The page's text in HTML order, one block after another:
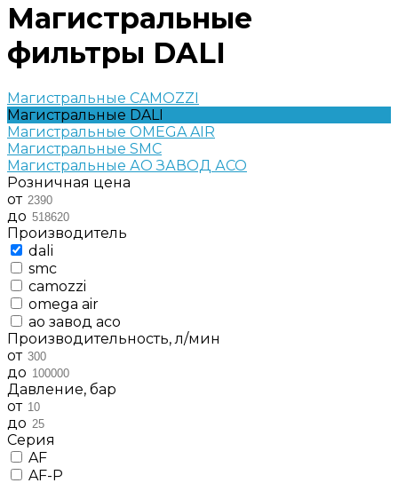
Магистральные
фильтры DALI
Магистральные CAMOZZI
Магистральные DALI
Магистральные OMEGA AIR
Магистральные SMC
Магистральные АО ЗАВОД АСО
Розничная цена
от
до
Производитель
dali
smc
camozzi
omega air
ао завод асо
Производительность, л/мин
от
до
Давление, бар
от
до
Серия
AF
AF-P